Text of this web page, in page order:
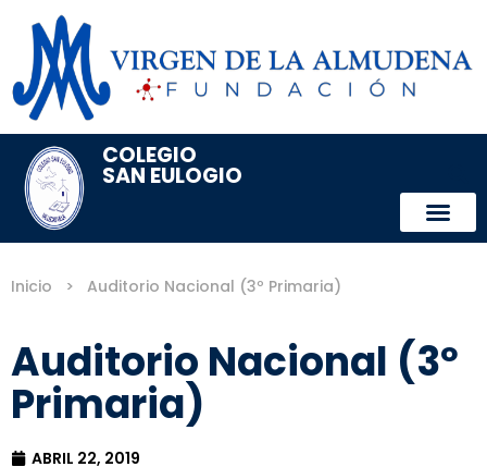
COLEGIO
SAN EULOGIO
Inicio > Auditorio Nacional (3º Primaria)
Auditorio Nacional (3º
Primaria)
ABRIL 22, 2019